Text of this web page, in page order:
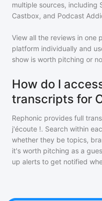
multiple sources, including
Castbox, and Podcast
View all the reviews in one
platform individually and
show is worth pitching or
How do I
transcripts for
Rephonic provides full
j'écoute !. Search within
whether they be topics,
it's worth pitching as a
up alerts to get notified